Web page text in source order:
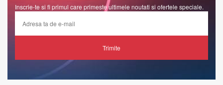
Inscrie-te si fi primul care primeste ultimele noutati si ofertele speciale.
Trimite